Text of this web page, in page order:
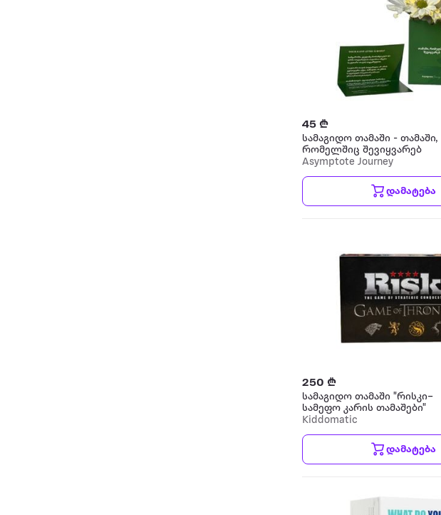
45 ₾
სამაგიდო თამაში - თამაში,
რომელშიც შევიყვარებ
Asymptote Journey
დამატება
250 ₾
სამაგიდო თამაში "რისკი–
სამეფო კარის თამაშები"
Kiddomatic
დამატება